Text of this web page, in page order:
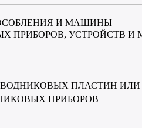
И МАШИНЫ
ПРИБОРОВ, УСТРОЙСТВ
ПЛАСТИН
ПРИБОРОВ